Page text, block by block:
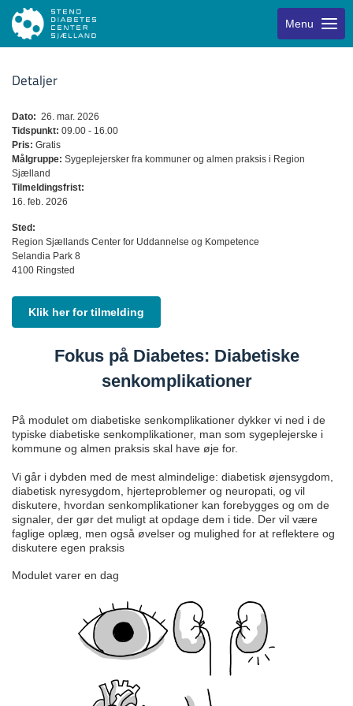
Menu
Detaljer
Dato: 26. mar. 2026
Tidspunkt: 09.00 - 16.00
Pris: Gratis
Målgruppe: Sygeplejersker fra kommuner og almen praksis i Region
Sjælland
Tilmeldingsfrist:
16. feb. 2026
Sted:
Region Sjællands Center for Uddannelse og Kompetence
Selandia Park 8
4100 Ringsted
Klik her for tilmelding
Fokus på Diabetes: Diabetiske
senkomplikationer
På modulet om diabetiske senkomplikationer dykker vi ned i de
typiske diabetiske senkomplikationer, man som sygeplejerske i
kommune og almen praksis skal have øje for.
Vi går i dybden med de mest almindelige: diabetisk øjensygdom,
diabetisk nyresygdom, hjerteproblemer og neuropati, og vil
diskutere, hvordan senkomplikationer kan forebygges og om de
signaler, der gør det muligt at opdage dem i tide. Der vil være
faglige oplæg, men også øvelser og mulighed for at reflektere og
diskutere egen praksis
Modulet varer en dag